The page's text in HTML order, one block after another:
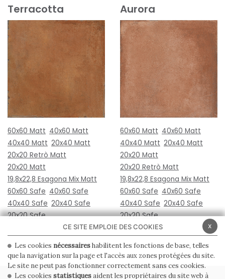
Terracotta
60x60 Matt 40x60 Matt
40x40 Matt 20x40 Matt
20x20 Retrò Matt
20x20 Matt
19,8x22,8 Esagona Mix Matt
60x60 Safe 40x60 Safe
40x40 Safe 20x40 Safe
20x20 Safe
Aurora
60x60 Matt 40x60 Matt
40x40 Matt 20x40 Matt
20x20 Matt
20x20 Retrò Matt
19,8x22,8 Esagona Mix Matt
60x60 Safe 40x60 Safe
40x40 Safe 20x40 Safe
20x20 Safe
x
CE SITE EMPLOIE DES COOKIES
Les cookies nécessaireshabilitent les fonctions de base, telles
que la navigation sur la page et l'accès aux zones protégées du site.
Le site ne peut pas fonctionner correctement sans ces cookies.
Les cookies statistiquesaident les propriétaires du site web à